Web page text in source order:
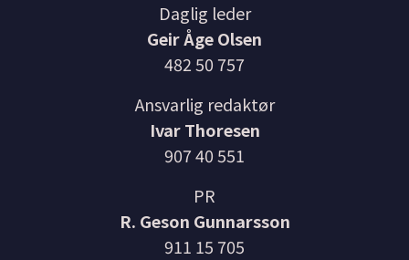
Daglig leder
Geir Åge Olsen
482 50 757
Ansvarlig redaktør
Ivar Thoresen
907 40 551
PR
R. Geson Gunnarsson
911 15 705